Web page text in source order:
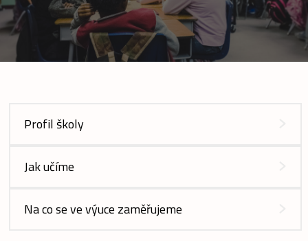
Profil školy
Jak učíme
Na co se ve výuce zaměřujeme